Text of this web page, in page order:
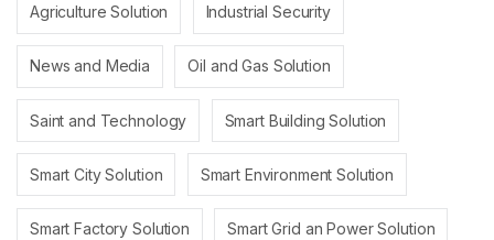
Agriculture Solution Industrial Security
News and Media Oil and Gas Solution
Saint and Technology Smart Building Solution
Smart City Solution Smart Environment Solution
Smart Factory Solution Smart Grid an Power Solution